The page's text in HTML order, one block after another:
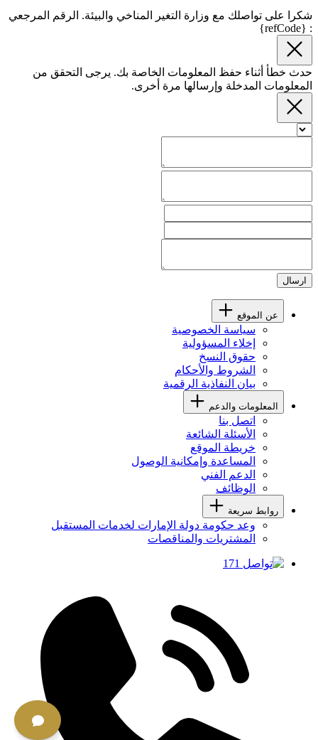
شكرا على تواصلك مع وزارة التغير المناخي والبيئة. الرقم المرجعي
: {refCode}
حدث خطأ أثناء حفظ المعلومات الخاصة بك. يرجى التحقق من
المعلومات المدخلة وإرسالها مرة أخرى.
ارسال
عن الموقع
سياسة الخصوصية
إخلاء المسؤولية
حقوق النسخ
الشروط والأحكام
بيان النفاذية الرقمية
المعلومات والدعم
اتصل بنا
الأسئلة الشائعة
خريطة الموقع
المساعدة وإمكانية الوصول
الدعم الفني
الوظائف
روابط سريعة
وعد حكومة دولة الإمارات لخدمات المستقبل
المشتريات والمناقصات